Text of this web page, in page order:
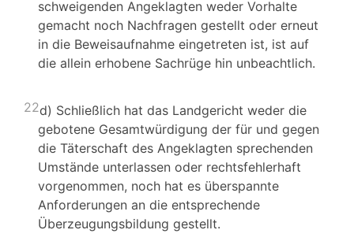
schweigenden Angeklagten weder Vorhalte
gemacht noch Nachfragen gestellt oder erneut
in die Beweisaufnahme eingetreten ist, ist auf
die allein erhobene Sachrüge hin unbeachtlich.
22d) Schließlich hat das Landgericht weder die
gebotene Gesamtwürdigung der für und gegen
die Täterschaft des Angeklagten sprechenden
Umstände unterlassen oder rechtsfehlerhaft
vorgenommen, noch hat es überspannte
Anforderungen an die entsprechende
Überzeugungsbildung gestellt.